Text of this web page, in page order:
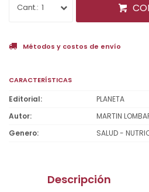
1
Métodos y costos de envío
CARACTERÍSTICAS
Editorial
PLANETA
Autor
MARTIN
Genero
SALUD -
Descripción